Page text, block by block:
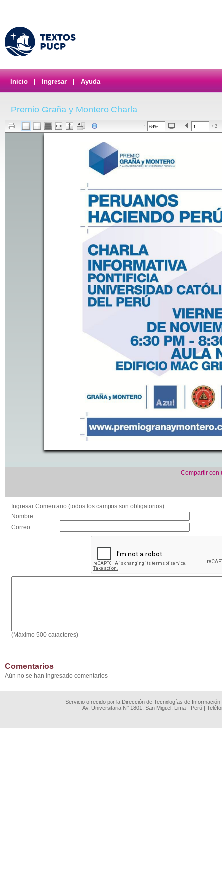
Inicio Ingresar Ayuda
Premio Graña y Montero Charla
/ 2
Compartir con
Ingresar Comentario (todos los campos son obligatorios)
Nombre:
Correo:
(Máximo 500 caracteres)
Comentarios
Aún no se han ingresado comentarios
Servicio ofrecido por la Dirección de Tecnologías de
Av. Universitaria N° 1801, San Miguel, Lima - Perú |